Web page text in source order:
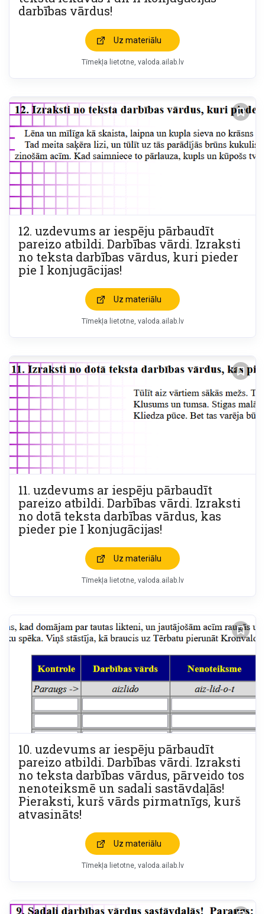
darbības vārdus!
Uz materiālu
Tīmekļa lietotne valoda.ailab.lv
12. uzdevums ar iespēju pārbaudīt
pareizo atbildi. Darbības vārdi. Izraksti
no teksta darbības vārdus, kuri pieder
pie I konjugācijas!
Uz materiālu
Tīmekļa lietotne valoda.ailab.lv
11. uzdevums ar iespēju pārbaudīt
pareizo atbildi. Darbības vārdi. Izraksti
no dotā teksta darbības vārdus, kas
pieder pie I konjugācijas!
Uz materiālu
Tīmekļa lietotne valoda.ailab.lv
10. uzdevums ar iespēju pārbaudīt
pareizo atbildi. Darbības vārdi. Izraksti
no teksta darbības vārdus, pārveido tos
nenoteiksmē un sadali sastāvdaļās!
Pieraksti, kurš vārds pirmatnīgs, kurš
atvasināts!
Uz materiālu
Tīmekļa lietotne valoda.ailab.lv